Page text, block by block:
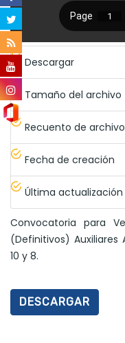
Descargar
Tamaño del archivo
Recuento de
Fecha de creación
Última actualización
Convocatoria para
(Definitivos) Auxiliares
10 y 8.
DESCARGAR